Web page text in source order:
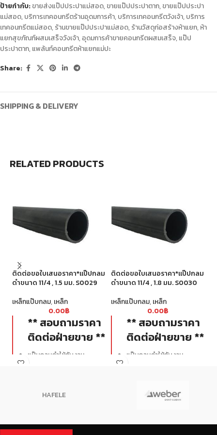
ป้ายกำกับ:ขายส่งแป๊ปประปาแม่สอด,ขายแป๊ปประปาตาก,ขายแป๊ปประปา
แม่สอด,บริการเทคอนกรีตร้านอุดมการค้า,บริการเทคอนกรีตวังเจ้า,บริการ
เทคอนกรีตแม่สอด,ร้านขายแป๊ปประปาแม่สอด,ร้านวัสดุก่อสร้างห้าแยก,ห้า
แยกสุขภัณฑ์ผสมเสร็จวังเจ้า,อุดมการค้าขายคอนกรีตผสมเสร็จ,แป๊ป
ประปาตาก,แพล้นท์คอนกรีตห้าแยกแม่ปะ
Share:
SHIPPING & DELIVERY
RELATED PRODUCTS
ติดต่อขอใบเสนอราคา*แป๊ปกลม
ดำขนาด 11/4 , 1.5 มม. S0029
เหล็กแป๊บกลม,เหล็ก
0.00฿
** สอบถามราคา
ติดต่อฝ่ายขาย **
แป๊บกลมดำใช้กับงาน
ราวกันตก ขนาดได้มาตรฐาน
เหล็กไม่มีน้ำมันเยิ้ม
ติดต่อขอใบเสนอราคา*แป๊ปกลม
ดำขนาด 11/4 , 1.8 มม. S0030
เหล็กแป๊บกลม,เหล็ก
0.00฿
** สอบถามราคา
ติดต่อฝ่ายขาย **
แป๊บกลมดำใช้กับงาน
ราวกันตก ขนาดได้มาตรฐาน
HAFELE